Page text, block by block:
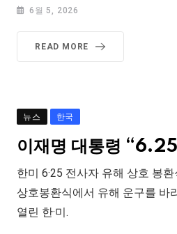
6월 5, 2026
READ MORE
뉴스 한국
이재명 대통령
한미 6·25 전사자 유해 상호 봉
상호봉환식에서 유해 운구를 바
열린 한·미.